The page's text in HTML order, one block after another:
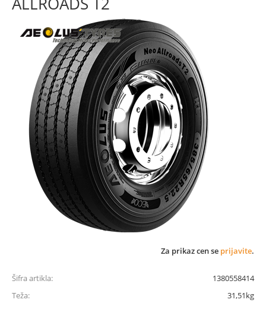
Za prikaz cen se prijavite.
Šifra artikla:
1380558414
Teža:
31,51kg